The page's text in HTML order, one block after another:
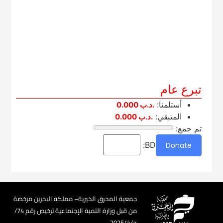
تبرع عام
أستلمنا: .د.ب
المتبقي: .د.ب
تم جمع:
BD:
Donate
جمعية المحرق الخيرية– مملكة البحرين مرخصة
من قبل وزارة التمية الإجتماعية ترخيص رقم 74/